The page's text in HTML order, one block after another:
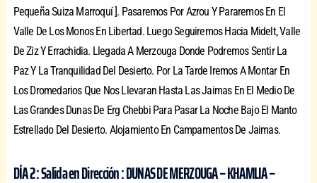
Pequeña Suiza Marroquí ]. Pasaremos Por Azrou Y Pararemos En El
Valle De Los Monos En Libertad. Luego Seguiremos Hacia Midelt, Valle
De Ziz Y Errachidia. Llegada A Merzouga Donde Podremos Sentir La
Paz Y La Tranquilidad Del Desierto. Por La Tarde Iremos A Montar En
Los Dromedarios Que Nos Llevaran Hasta Las Jaimas En El Medio De
Las Grandes Dunas De Erg Chebbi Para Pasar La Noche Bajo El Manto
Estrellado Del Desierto. Alojamiento En Campamentos De Jaimas.
DÍA 2 : Salida en Dirección : DUNAS DE MERZOUGA – KHAMLIA –